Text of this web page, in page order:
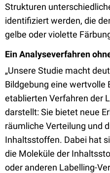
Strukturen
identifiziert werden, die
gelbe oder violette
Ein Analyseverfahren
„Unsere Studie macht
Bildgebung eine wertvolle
etablierten Verfahren der
darstellt: Sie bietet neue
räumliche Verteilung und
Inhaltsstoffen. Dabei hat
die Moleküle der
oder anderen Labelling-